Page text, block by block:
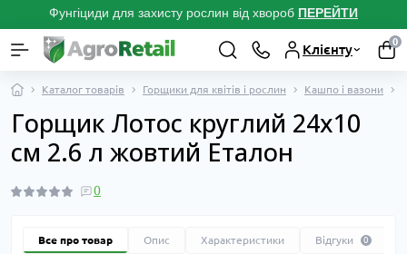
Фунгіциди для захисту рослин від хвороб ПЕРЕЙТИ
Клієнту
0
Каталог товарів Горщики для квітів і рослин Кашпо і вазони
Горщик Лотос круглий 24х10
см 2.6 л жовтий Еталон
0
Все про товар Опис Характеристики Відгуки 0